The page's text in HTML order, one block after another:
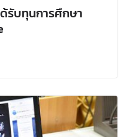
รับทุนการศึกษา